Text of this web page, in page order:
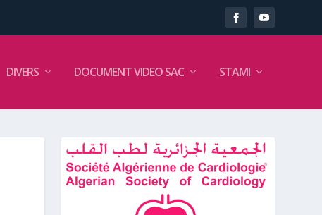
DIVERS DOCUMENT VIDEO SAC STAMI